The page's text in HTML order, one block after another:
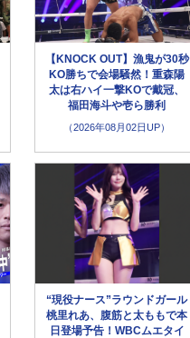
【KNOCK OUT】漁鬼が30秒
KO勝ちで会場騒然！重森陽
太は右ハイ一撃KOで戴冠、
福田海斗や壱ら勝利
（2026年08月02日UP）
“現役ナース”ラウンドガール
桃里れあ、腹筋と太ももで本
日登場予告！WBCムエタイ